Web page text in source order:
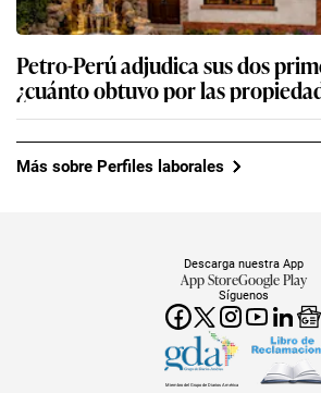
Petro-Perú adjudica sus dos
¿cuánto obtuvo por las
Más sobre Perfiles laborales
Síguenos
Descarga nuestra App
App StoreGoogle Play
Miembro del Grupo de Diarios América